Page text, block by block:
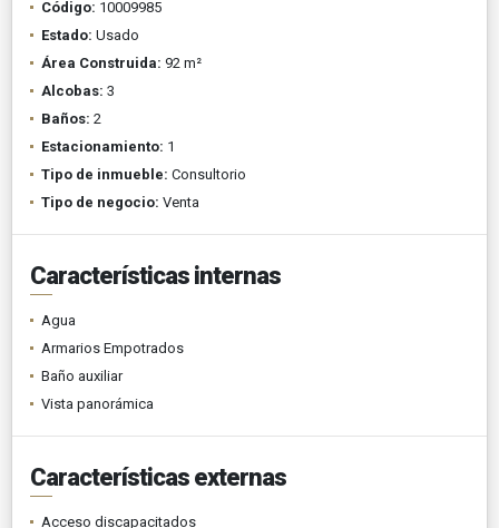
Código: 10009985
Estado: Usado
Área Construida: 92 m²
Alcobas: 3
Baños: 2
Estacionamiento: 1
Tipo de inmueble: Consultorio
Tipo de negocio: Venta
Características internas
Agua
Armarios Empotrados
Baño auxiliar
Vista panorámica
Características externas
Acceso discapacitados